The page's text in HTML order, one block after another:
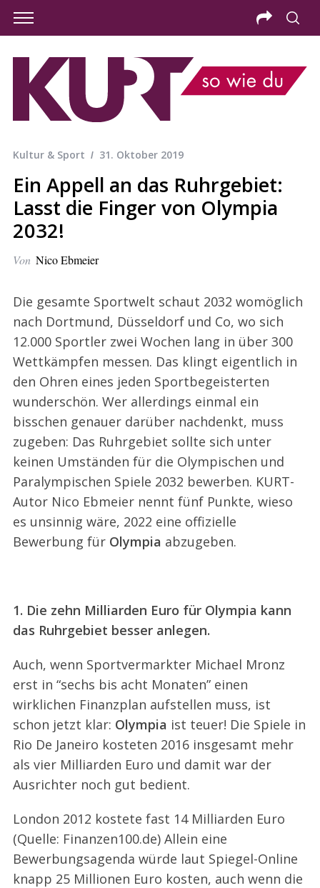
Kultur & Sport 31. Oktober 2019
Ein Appell an das Ruhrgebiet:
Lasst die Finger von Olympia
2032!
Von Nico Ebmeier
Die gesamte Sportwelt schaut 2032 womöglich
nach Dortmund, Düsseldorf und Co, wo sich
12.000 Sportler zwei Wochen lang in über 300
Wettkämpfen messen. Das klingt eigentlich in
den Ohren eines jeden Sportbegeisterten
wunderschön. Wer allerdings einmal ein
bisschen genauer darüber nachdenkt, muss
zugeben: Das Ruhrgebiet sollte sich unter
keinen Umständen für die Olympischen und
Paralympischen Spiele 2032 bewerben. KURT-
Autor Nico Ebmeier nennt fünf Punkte, wieso
es unsinnig wäre, 2022 eine offizielle
Bewerbung für Olympia abzugeben.
1. Die zehn Milliarden Euro für Olympia kann
das Ruhrgebiet besser anlegen.
Auch, wenn Sportvermarkter Michael Mronz
erst in “sechs bis acht Monaten” einen
wirklichen Finanzplan aufstellen muss, ist
schon jetzt klar: Olympia ist teuer! Die Spiele in
Rio De Janeiro kosteten 2016 insgesamt mehr
als vier Milliarden Euro und damit war der
Ausrichter noch gut bedient.
London 2012 kostete fast 14 Milliarden Euro
(Quelle: Finanzen100.de) Allein eine
Bewerbungsagenda würde laut Spiegel-Online
knapp 25 Millionen Euro kosten, auch wenn die